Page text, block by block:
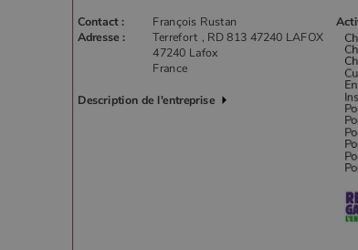
Contact : François Rustan
Adresse : Terrefort , RD 813 47240 LAFOX
47240 Lafox
France
Description de l'entreprise